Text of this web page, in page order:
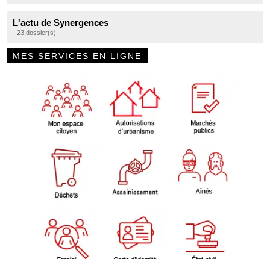
L'actu de Synergences
- 23 dossier(s)
MES SERVICES EN LIGNE